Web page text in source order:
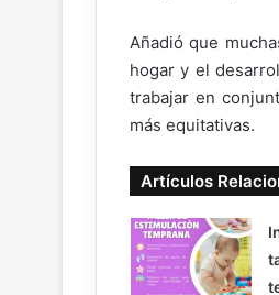
Añadió que
hogar y el
trabajar en
más equitativas.
Artículos